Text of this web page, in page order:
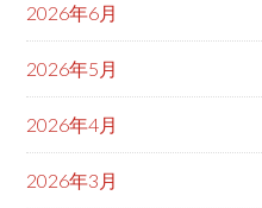
2026年6月
2026年5月
2026年4月
2026年3月